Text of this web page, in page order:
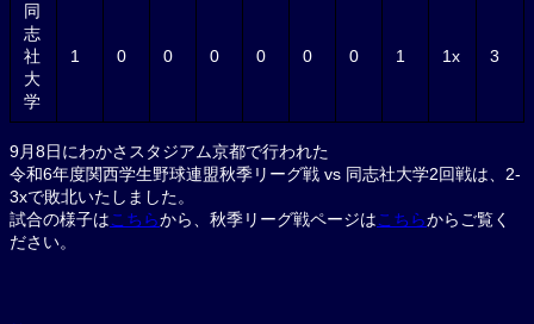
同
志
社
大
学
1 0 0 0 0 0 0 1 1x 3
9月8日にわかさスタジアム京都で行われた
令和6年度関西学生野球連盟秋季リーグ戦 vs 同志社大学2回戦は、2-
3xで敗北いたしました。
試合の様子はこちらから、秋季リーグ戦ページはこちらからご覧く
ださい。